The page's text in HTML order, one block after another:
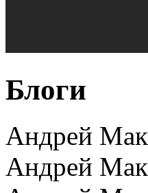
Блоги
Андрей
Андрей